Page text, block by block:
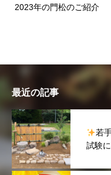
2023年の門松のご紹介
最近の記事
若
試験